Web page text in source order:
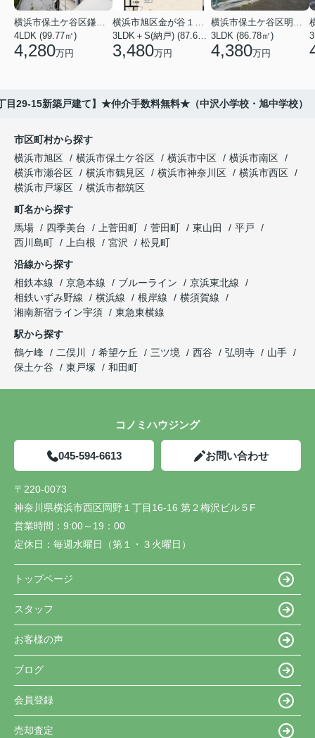
4LDK (99.77㎡)
4,280万円 3,480万円
3LDK (86.78㎡)
4,380万円
目29-15新築戸建て】★仲介手数料無料★（中沢小学校・旭中学校）
市区町村から探す
横浜市旭区
横浜市保土ケ谷区 横浜市中区
横浜市南区
横浜市瀬谷区
横浜市鶴見区 横浜市神奈川区
横浜市西区
横浜市戸塚区
横浜市都筑区
町名から探す
馬場
四季美台 上菅田町 菅田町 東山田
平戸
西川島町
上白根 宮沢
松見町
沿線から探す
相鉄本線
京急本線 ブルーライン
京浜東北線
相鉄いずみ野線
横浜線 根岸線
横須賀線
湘南新宿ライン宇須
東急東横線
駅から探す
鶴ケ峰
二俣川 希望ケ丘 三ツ境 西谷 弘明寺
山手
保土ケ谷
東戸塚 和田町
コノミハウジング
045-594-6613 お問い合わせ
〒220-0073
神奈川県横浜市西区岡野１丁目16-16 第２梅沢ビル５F
営業時間： 9:00～19：00
定休日： 毎週水曜日（第１・３火曜日）
トップページ
スタッフ
お客様の声
ブログ
会員登録
売却査定